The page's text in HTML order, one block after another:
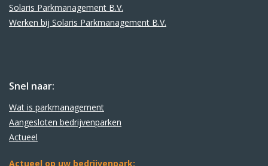
Solaris Parkmanagement B.V.
Werken bij Solaris Parkmanagement B.V.
Snel naar:
Wat is parkmanagement
Aangesloten bedrijvenparken
Actueel
Actueel op uw bedrijvenpark: